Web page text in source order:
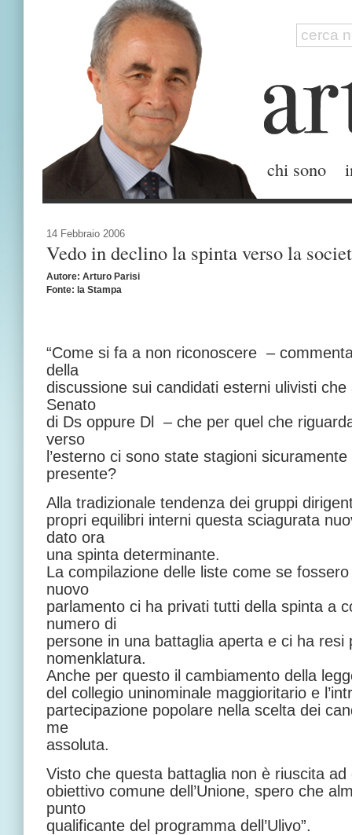
chi sono
14 Febbraio 2006
Vedo in declino la spinta verso la
Autore: Arturo Parisi
Fonte: la Stampa
“Come si fa a non riconoscere ­ –
della
discussione sui candidati esterni ulivisti
Senato
di Ds oppure Dl ­ – che per quel che
verso
l’esterno ci sono state stagioni
presente?
Alla tradizionale tendenza dei gruppi
propri equilibri interni questa sciagurata
dato ora
una spinta determinante.
La compilazione delle liste come se
nuovo
parlamento ci ha privati tutti della spinta a
numero di
persone in una battaglia aperta e ci ha resi
nomenklatura.
Anche per questo il cambiamento della
del collegio uninominale maggioritario e
partecipazione popolare nella scelta dei
me
assoluta.
Visto che questa battaglia non è riuscita
obiettivo comune dell’Unione, spero che
punto
qualificante del programma dell’Ulivo”.